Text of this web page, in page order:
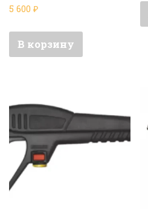
5 600 ₽
В корзину